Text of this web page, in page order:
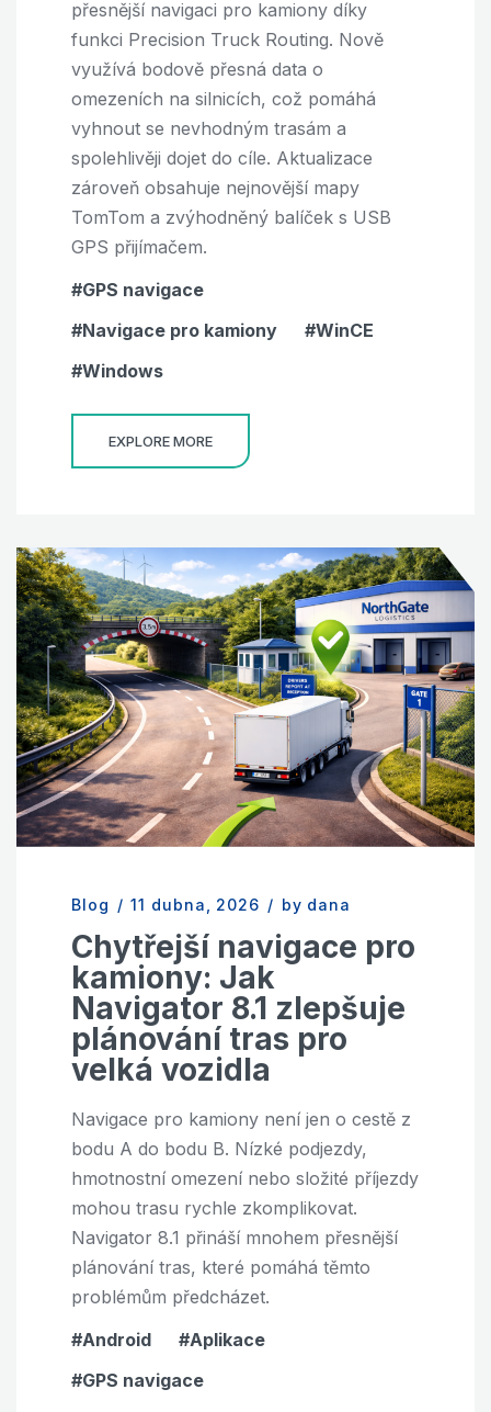
přesnější navigaci pro kamiony díky
funkci Precision Truck Routing. Nově
využívá bodově přesná data o
omezeních na silnicích, což pomáhá
vyhnout se nevhodným trasám a
spolehlivěji dojet do cíle. Aktualizace
zároveň obsahuje nejnovější mapy
TomTom a zvýhodněný balíček s USB
GPS přijímačem.
GPS navigace
Navigace pro kamiony
WinCE
Windows
EXPLORE MORE
Blog / 11 dubna, 2026 / by dana
Chytřejší navigace pro
kamiony: Jak
Navigator 8.1 zlepšuje
plánování tras pro
velká vozidla
Navigace pro kamiony není jen o cestě z
bodu A do bodu B. Nízké podjezdy,
hmotnostní omezení nebo složité příjezdy
mohou trasu rychle zkomplikovat.
Navigator 8.1 přináší mnohem přesnější
plánování tras, které pomáhá těmto
problémům předcházet.
Android
Aplikace
GPS navigace